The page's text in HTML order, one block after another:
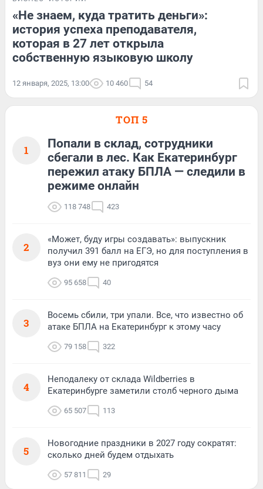
«Не знаем, куда тратить деньги»:
история успеха преподавателя,
которая в 27 лет открыла
собственную языковую школу
12 января, 2025, 13:00 10 460 54
ТОП 5
1
Попали в склад, сотрудники
сбегали в лес. Как Екатеринбург
пережил атаку БПЛА — следили в
режиме онлайн
118 748 423
2
«Может, буду игры создавать»: выпускник
получил 391 балл на ЕГЭ, но для поступления в
вуз они ему не пригодятся
95 658 40
3
Восемь сбили, три упали. Все, что известно об
атаке БПЛА на Екатеринбург к этому часу
79 158 322
4
Неподалеку от склада Wildberries в
Екатеринбурге заметили столб черного дыма
65 507 113
5
Новогодние праздники в 2027 году сократят:
сколько дней будем отдыхать
57 811 29